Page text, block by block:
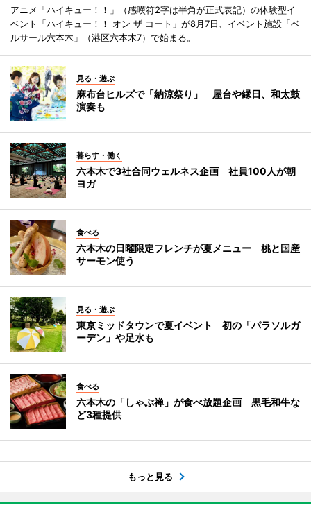
アニメ「ハイキュー！！」（感嘆符2字は半角が正式表記）の体験型イ
ベント「ハイキュー！！ オン ザ コート」が8月7日、イベント施設「ベ
ルサール六本木」（港区六本木7）で始まる。
見る・遊ぶ
麻布台ヒルズで「納涼祭り」 屋台や縁日、和太鼓
演奏も
暮らす・働く
六本木で3社合同ウェルネス企画 社員100人が朝
ヨガ
食べる
六本木の日曜限定フレンチが夏メニュー 桃と国産
サーモン使う
見る・遊ぶ
東京ミッドタウンで夏イベント 初の「パラソルガ
ーデン」や足水も
食べる
六本木の「しゃぶ禅」が食べ放題企画 黒毛和牛な
ど3種提供
もっと見る